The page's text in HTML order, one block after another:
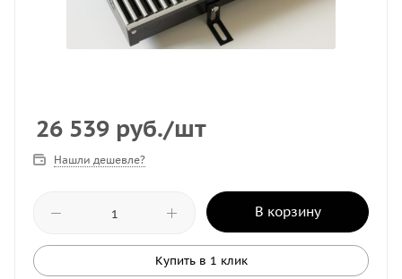
26 539 руб./шт
Нашли дешевле?
В корзину
Купить в 1 клик